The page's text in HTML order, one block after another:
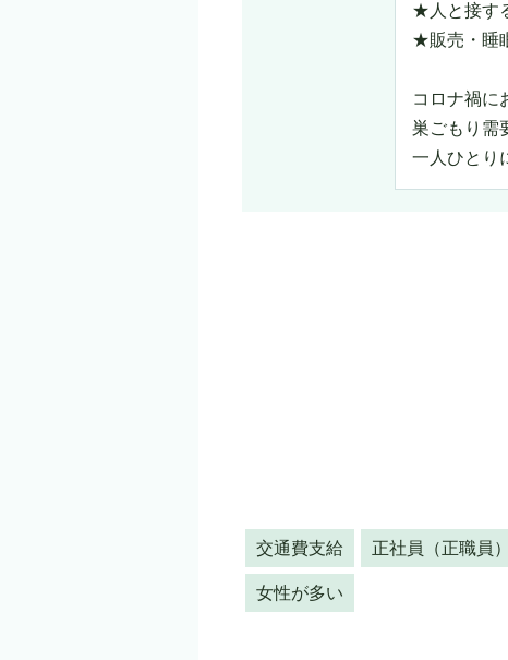
★人と接す
★販売・睡
コロナ禍に
巣ごもり需
一人ひとり
交通費支給 正社員（正職員
女性が多い